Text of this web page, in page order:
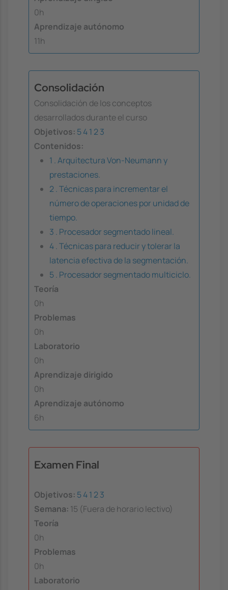
0h
Aprendizaje autónomo
11h
Consolidación
Consolidación de los conceptos
desarrollados durante el curso
Objetivos: 541 23
Contenidos:
1 . Arquitectura Von-Neumann y
prestaciones.
2 . Técnicas para incrementar el
número de operaciones por unidad de
tiempo.
3 . Procesador segmentado lineal.
4 . Técnicas para reducir y tolerar la
latencia efectiva de la segmentación.
5 . Procesador segmentado multiciclo.
Teoría
0h
Problemas
0h
Laboratorio
0h
Aprendizaje dirigido
0h
Aprendizaje autónomo
6h
Examen Final
Objetivos: 541 23
Semana: 15 (Fuera de horario lectivo)
Teoría
0h
Problemas
0h
Laboratorio